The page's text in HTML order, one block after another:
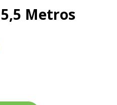
Metros